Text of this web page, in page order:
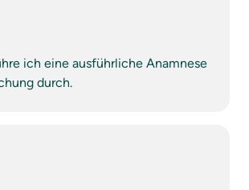
ich eine ausführliche Anamnese
durch.